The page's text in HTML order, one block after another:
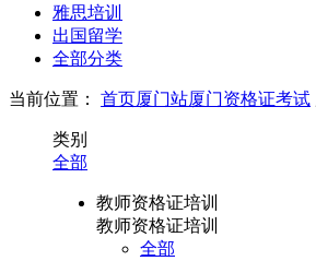
雅思培训
出国留学
全部分类
当前位置： 首页厦门站厦门资格证考试
类别
全部
教师资格证培训
教师资格证培训
全部